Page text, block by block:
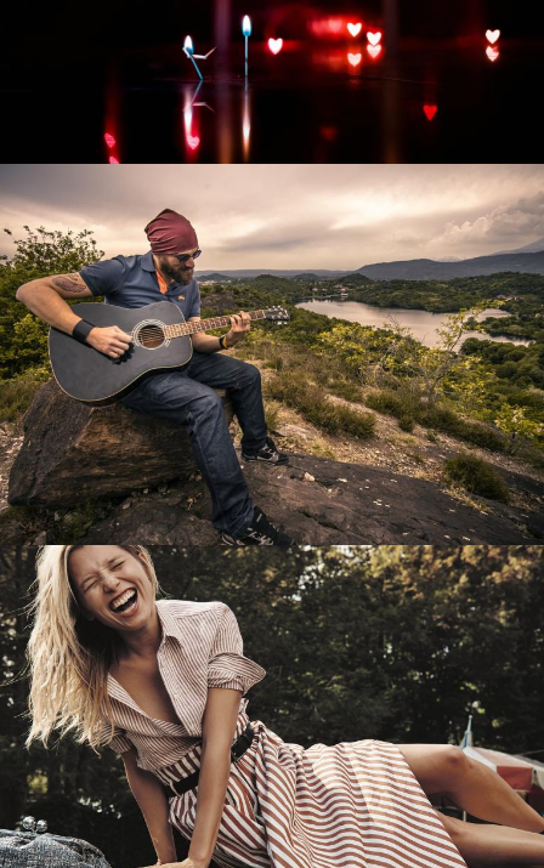
праздника"
Смотреть проект
Перевод интернет-магазина
Guitaramania.ru на 1С-Битрикс
Смотреть проект
Имиджевый сайт для сети магазинов
Soho Project
Смотреть проект